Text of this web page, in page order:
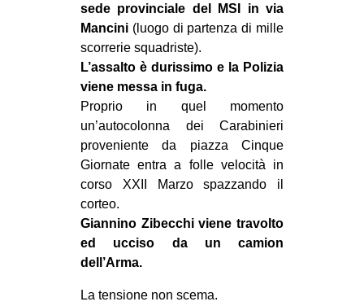
INTERNAZIONALE
AFRICA
AMERICHE
ESTREMO ORIENTE
EUROPA
MEDIO ORIENTE
MONDO
sede provinciale del MSI in via
Mancini (luogo di partenza di mille
scorrerie squadriste).
L’assalto è durissimo e la Polizia
viene messa in fuga.
Proprio in quel momento
un’autocolonna dei Carabinieri
proveniente da piazza Cinque
Giornate entra a folle velocità in
corso XXII Marzo spazzando il
corteo.
Giannino Zibecchi viene travolto
ed ucciso da un camion
dell’Arma.
La tensione non scema.